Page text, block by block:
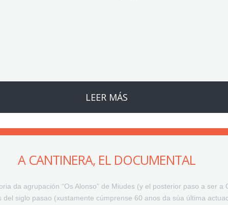
LEER MÁS
A CANTINERA, EL DOCUMENTAL
da agrupación “Os Alonso” de Miudes (y el posterior paso a ser
del siglo pasao (xustamente cúmprense 60 anos da súa última